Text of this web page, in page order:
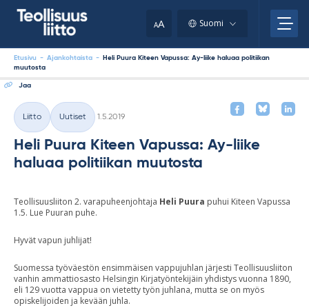
AA Suomi
Etusivu - Ajankohtaista -
Heli Puura Kiteen Vapussa: Ay-liike haluaa politiikan
muutosta
Jaa
Kategoriat
Liitto Uutiset
1.5.2019
Heli Puura Kiteen Vapussa: Ay-liike
haluaa politiikan muutosta
Teollisuusliiton 2. varapuheenjohtaja Heli Puura puhui Kiteen Vapussa
1.5. Lue Puuran puhe.
Hyvät vapun juhlijat!
Suomessa työväestön ensimmäisen vappujuhlan järjesti Teollisuusliiton
vanhin ammattiosasto Helsingin Kirjatyöntekijäin yhdistys vuonna 1890,
eli 129 vuotta vappua on vietetty työn juhlana, mutta se on myös
opiskelijoiden ja kevään juhla.
clipboard.)